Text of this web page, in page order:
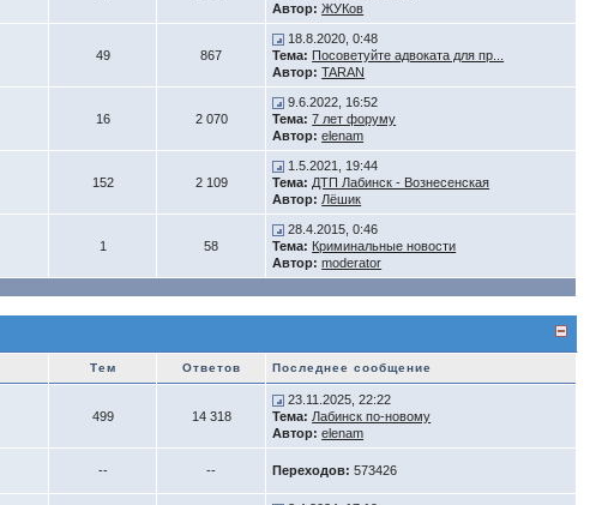
Автор: ЖУКов
49 867
18.8.2020, 0:48
Тема: Посоветуйте адвоката для пр...
Автор: TARAN
16 2 070
9.6.2022, 16:52
Тема: 7 лет форуму
Автор: elenam
152 2 109
1.5.2021, 19:44
Тема: ДТП Лабинск - Вознесенская
Автор: Лёшик
1 58
28.4.2015, 0:46
Тема: Криминальные новости
Автор: moderator
Тем Ответов Последнее сообщение
499 14 318
23.11.2025, 22:22
Тема: Лабинск по-новому
Автор: elenam
-- -- Переходов: 573426